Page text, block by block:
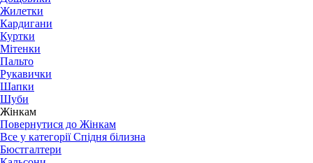
Жилетки
Кардигани
Куртки
Мітенки
Пальто
Рукавички
Шапки
Шуби
Жінкам
Повернутися до Жінкам
Все у категорії Спідня білизна
Бюстгалтери